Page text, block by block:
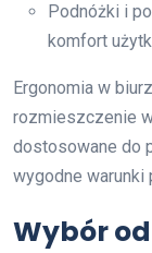
Podnóżki i
komfort
Ergonomia w
rozmieszczenie
dostosowane do
wygodne warunki
Wybór